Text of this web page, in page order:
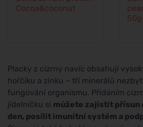
Cocoa&coconut
50g
Placky z cizrny navíc obsahují
hořčíku a zinku – tří minerálů
fungování organismu. Přidáním
jídelníčku si můžete zajistit přísun
den, posílit imunitní systém a